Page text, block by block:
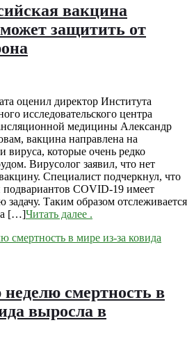
вакцина
защитить от
оценил директор Института
исследовательского центра
медицины Александр
вакцина направлена на
вируса, которые очень редко
Вирусолог заявил, что нет
Специалист подчеркнул, что
подвариантов COVID-19 имеет
Таким образом отслеживается
[…]Читать далее .
смертность в
выросла в